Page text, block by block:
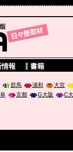
報 書籍
群馬 浦和
大宮
京都 G大阪
C